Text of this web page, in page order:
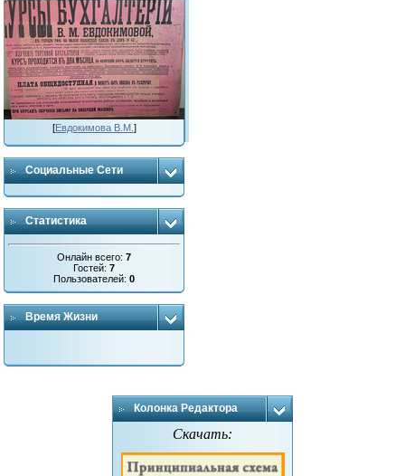
[Евдокимова В.М. ]
Социальные Сети
Статистика
Онлайн всего:7
Гостей:7
Пользователей:0
Время Жизни
Колонка Редактора
Скачать: